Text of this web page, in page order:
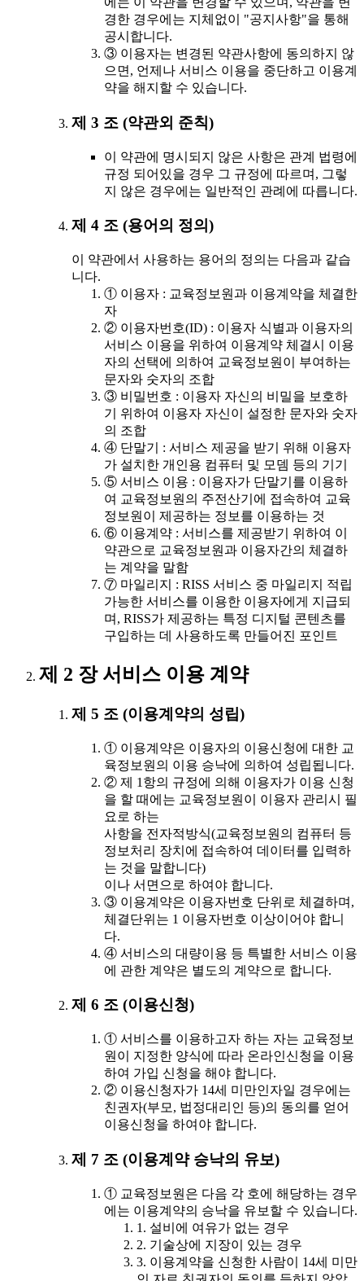
경한 경우에는 지체없이 "공지사항"을 통해
공시합니다.
③ 이용자는 변경된 약관사항에 동의하지 않
으면, 언제나 서비스 이용을 중단하고 이용계
약을 해지할 수 있습니다.
제 3 조 (약관외 준칙)
이 약관에 명시되지 않은 사항은 관계 법령에
규정 되어있을 경우 그 규정에 따르며, 그렇
지 않은 경우에는 일반적인 관례에 따릅니다.
제 4 조 (용어의 정의)
이 약관에서 사용하는 용어의 정의는 다음과 같습
니다.
① 이용자 : 교육정보원과 이용계약을 체결한
자
② 이용자번호(ID) : 이용자 식별과 이용자의
서비스 이용을 위하여 이용계약 체결시 이용
자의 선택에 의하여 교육정보원이 부여하는
문자와 숫자의 조합
③ 비밀번호 : 이용자 자신의 비밀을 보호하
기 위하여 이용자 자신이 설정한 문자와 숫자
의 조합
④ 단말기 : 서비스 제공을 받기 위해 이용자
가 설치한 개인용 컴퓨터 및 모뎀 등의 기기
⑤ 서비스 이용 : 이용자가 단말기를 이용하
여 교육정보원의 주전산기에 접속하여 교육
정보원이 제공하는 정보를 이용하는 것
⑥ 이용계약 : 서비스를 제공받기 위하여 이
약관으로 교육정보원과 이용자간의 체결하
는 계약을 말함
⑦ 마일리지 : RISS 서비스 중 마일리지 적립
가능한 서비스를 이용한 이용자에게 지급되
며, RISS가 제공하는 특정 디지털 콘텐츠를
구입하는 데 사용하도록 만들어진 포인트
제 2 장 서비스 이용 계약
제 5 조 (이용계약의 성립)
① 이용계약은 이용자의 이용신청에 대한 교
육정보원의 이용 승낙에 의하여 성립됩니다.
② 제 1항의 규정에 의해 이용자가 이용 신청
을 할 때에는 교육정보원이 이용자 관리시 필
요로 하는
사항을 전자적방식(교육정보원의 컴퓨터 등
정보처리 장치에 접속하여 데이터를 입력하
는 것을 말합니다)
이나 서면으로 하여야 합니다.
③ 이용계약은 이용자번호 단위로 체결하며,
체결단위는 1 이용자번호 이상이어야 합니
다.
④ 서비스의 대량이용 등 특별한 서비스 이용
에 관한 계약은 별도의 계약으로 합니다.
제 6 조 (이용신청)
① 서비스를 이용하고자 하는 자는 교육정보
원이 지정한 양식에 따라 온라인신청을 이용
하여 가입 신청을 해야 합니다.
② 이용신청자가 14세 미만인자일 경우에는
친권자(부모, 법정대리인 등)의 동의를 얻어
이용신청을 하여야 합니다.
제 7 조 (이용계약 승낙의 유보)
① 교육정보원은 다음 각 호에 해당하는 경우
에는 이용계약의 승낙을 유보할 수 있습니다.
1. 설비에 여유가 없는 경우
2. 기술상에 지장이 있는 경우
3. 이용계약을 신청한 사람이 14세 미만